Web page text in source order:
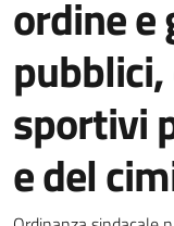
ordine e
sportivi
e del